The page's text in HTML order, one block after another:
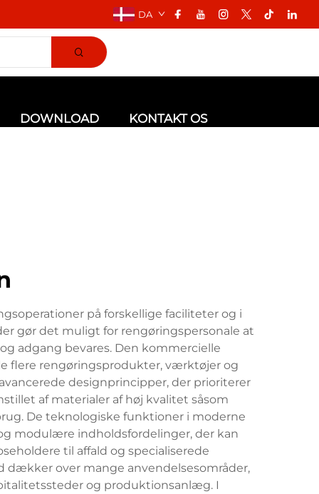
DA
DOWNLOAD KONTAKT OS
på forskellige faciliteter og i
gør det muligt for rengøringspersonale at
adgang bevares. Den kommercielle
flere rengøringsprodukter, værktøjer og
designprincipper, der prioriterer
af materialer af høj kvalitet såsom
De teknologiske funktioner i moderne
modulære indholdsfordelinger, der kan
til affald og specialiserede
dækker over mange anvendelsesområder,
og produktionsanlæg. I